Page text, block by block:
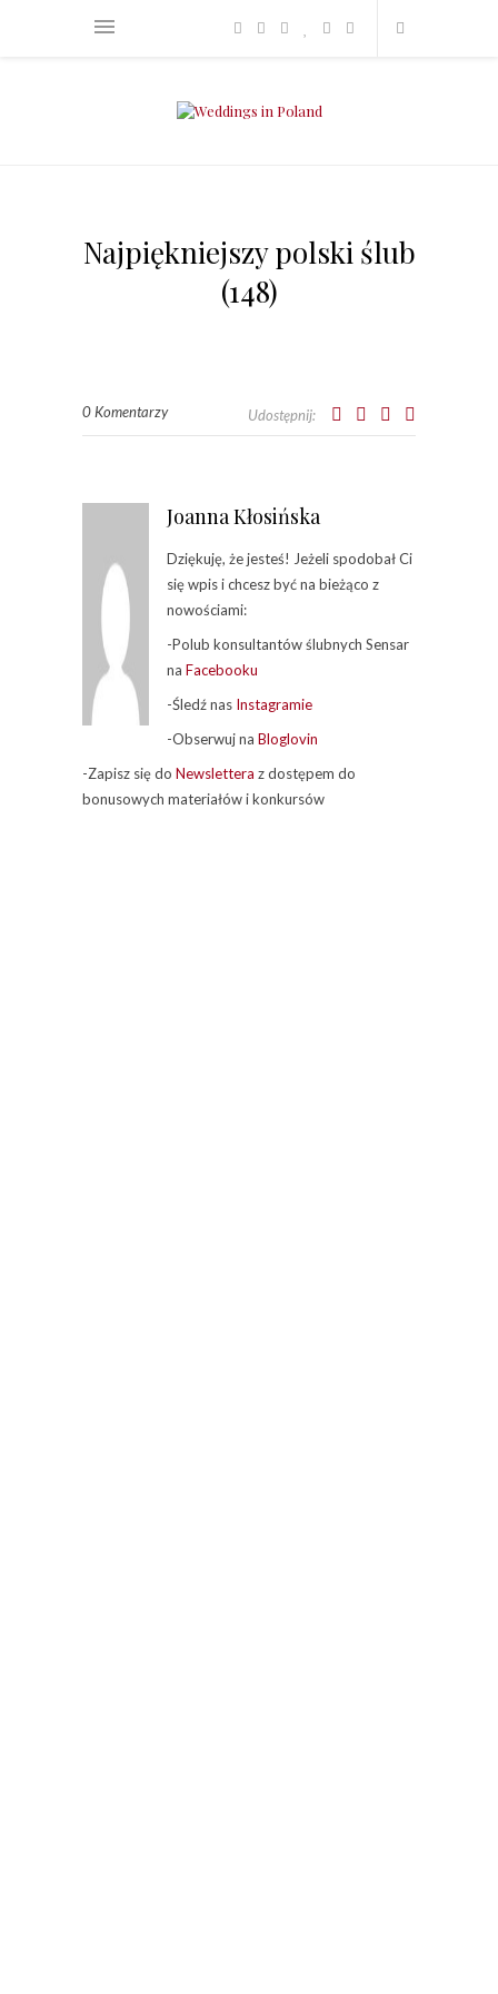
Najpiękniejszy polski ślub
(148)
0 Komentarzy Udostępnij:
Joanna Kłosińska
Dziękuję, że jesteś! Jeżeli spodobał Ci
się wpis i chcesz być na bieżąco z
nowościami:
-Polub konsultantów ślubnych Sensar
na Facebooku
-Śledź nas Instagramie
-Obserwuj na Bloglovin
-Zapisz się do Newslettera z dostępem do
bonusowych materiałów i konkursów